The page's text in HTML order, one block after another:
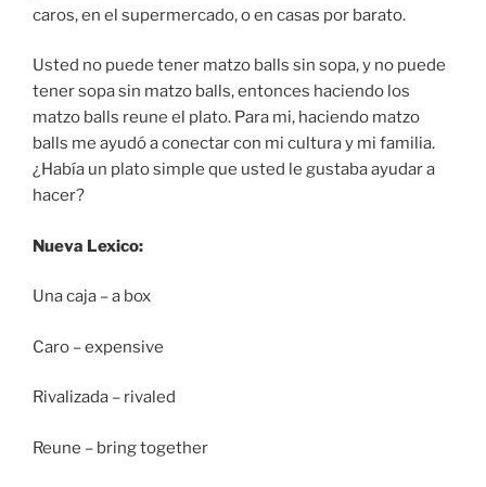
caros, en el supermercado, o en casas por barato.
Usted no puede tener matzo balls sin sopa, y no puede
tener sopa sin matzo balls, entonces haciendo los
matzo balls reune el plato. Para mi, haciendo matzo
balls me ayudó a conectar con mi cultura y mi familia.
¿Había un plato simple que usted le gustaba ayudar a
hacer?
Nueva Lexico:
Una caja – a box
Caro – expensive
Rivalizada – rivaled
Reune – bring together